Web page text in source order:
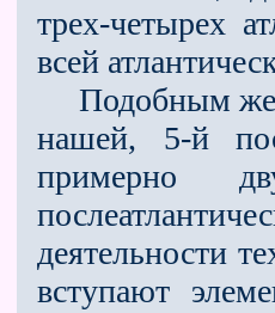
трех-четырех
всей
Подобным же
нашей, 5-й
примерно
деятельности
вступают